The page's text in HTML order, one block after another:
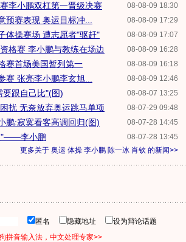
08-08-09 18:30
李小鹏双杠第一晋级决赛
08-08-09 17:29
预赛表现 奥运目标冲...
08-08-09 17:07
体操赛场 遭志愿者"驱赶"
08-08-09 16:28
格赛 李小鹏与教练在场边
08-08-09 16:18
赛首场美国暂列第一
08-08-09 12:46
赛 张亮李小鹏李玄旭...
08-08-07 13:25
要跟自己比"(图)
08-07-29 09:48
扰 无奈放弃奥运跳马单项
08-07-28 14:45
鹏:寂寞看客高调回归(图)
08-07-28 13:45
"——李小鹏
更多关于 奥运 体操 李小鹏 陈一冰 肖钦 的新闻>>
匿名 隐藏地址
设为辩论话题
拼音输入法，中文处理专家>>